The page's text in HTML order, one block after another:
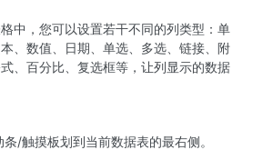
中，您可以设置若干不同的列类型：单
、数值、日期、单选、多选、链接、附
、百分比、复选框等，让列显示的数据
/触摸板划到当前数据表的最右侧。